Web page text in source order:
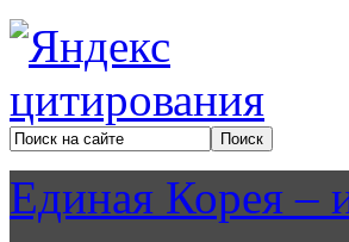
Единая Корея –